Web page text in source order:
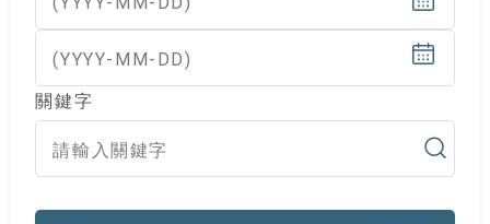
(YYYY-MM-DD)
關鍵字